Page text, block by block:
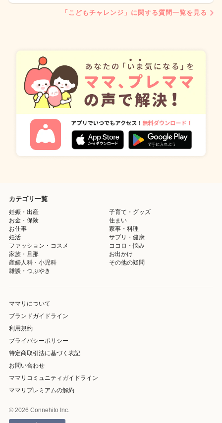
「こどもチャレンジ」に関する質問一覧を見る
カテゴリ一覧
妊娠・出産
子育て・グッズ
お金・保険
住まい
お仕事
家事・料理
妊活
サプリ・健康
ファッション・コスメ
ココロ・悩み
家族・旦那
お出かけ
産婦人科・小児科
その他の疑問
雑談・つぶやき
ママリについて
ブランドガイドライン
利用規約
プライバシーポリシー
特定商取引法に基づく表記
お問い合わせ
ママリコミュニティガイドライン
ママリプレミアムの解約
© 2026 Connehito Inc.